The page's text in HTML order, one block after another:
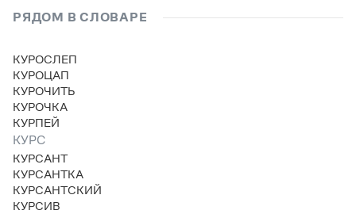
РЯДОМ В СЛОВАРЕ
КУРОСЛЕП
КУРОЦАП
КУРОЧИТЬ
КУРОЧКА
КУРПЕЙ
КУРС
КУРСАНТ
КУРСАНТКА
КУРСАНТСКИЙ
КУРСИВ